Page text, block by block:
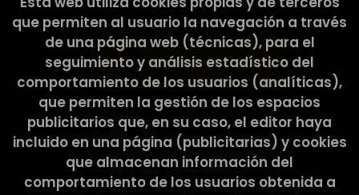
OBLIGATORI O FACULTATIU DE LA INFORMACIÓ
FACILITADA PER L’USUARI Els Usuaris, mitjançant la
marcació de les caselles corresponents i entrada
de dades en els camps, marcats amb un asterisc
(*) en el formulari de contacte o presentats en
formularis de descàrrega, accepten
expressament i de forma lliure i inequívoca, que
les seves dades són necessàries per atendre la
seva petició, per part del prestador, sent
voluntària la inclusió de dades en els camps
restants. L’Usuari garanteix que les dades
personals facilitades al RESPONSABLE són veraces
Cultura y Deporte.
que permiten al usuario la navegación a través
de una página web (técnicas), para el
seguimiento y análisis estadístico del
comportamiento de los usuarios (analíticas),
que permiten la gestión de los espacios
publicitarios que, en su caso, el editor haya
incluido en una página (publicitarias) y cookies
que almacenan información del
comportamiento de los usuarios obtenida a